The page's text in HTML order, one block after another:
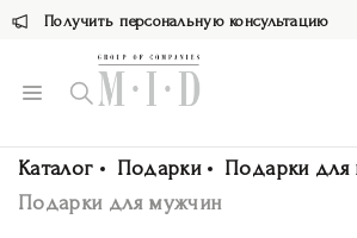
Получить персональную консультацию
Каталог Подарки
Подарки для
Подарки для мужчин